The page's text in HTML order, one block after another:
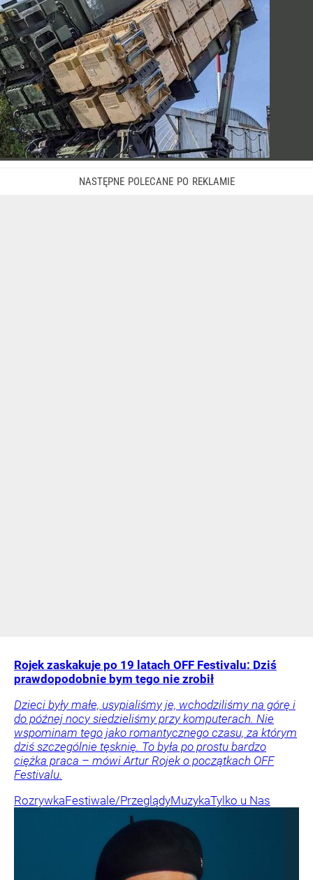
Rojek zaskakuje po 19 latach OFF Festivalu: Dziś
prawdopodobnie bym tego nie zrobił
Dzieci były małe, usypialiśmy je, wchodziliśmy na górę i
do późnej nocy siedzieliśmy przy komputerach. Nie
wspominam tego jako romantycznego czasu, za którym
dziś szczególnie tęsknię. To była po prostu bardzo
ciężka praca – mówi Artur Rojek o początkach OFF
Festivalu.
RozrywkaFestiwale/PrzeglądyMuzykaTylko u Nas